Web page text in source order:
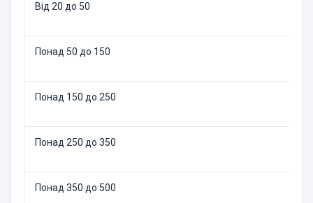
Від 20 до 50
Понад 50 до 150
Понад 150 до 250
Понад 250 до 350
Понад 350 до 500